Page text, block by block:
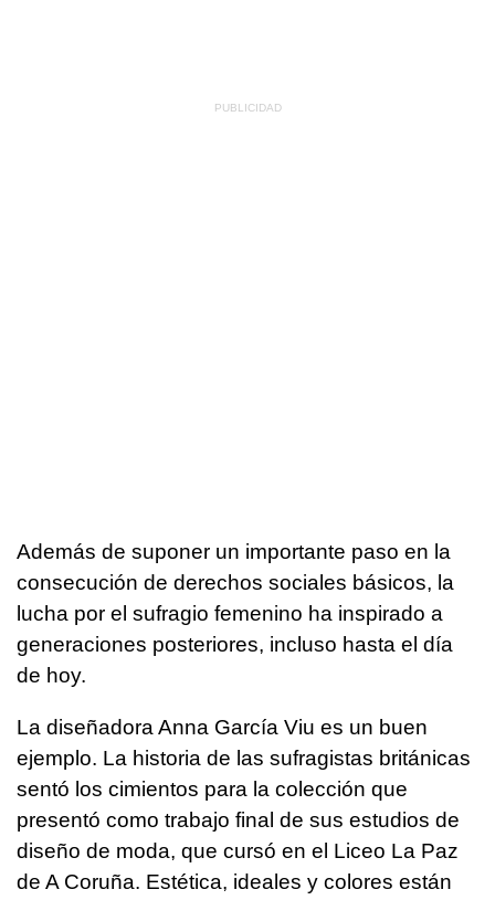
Además de suponer un importante paso en la
consecución de derechos sociales básicos, la
lucha por el sufragio femenino ha inspirado a
generaciones posteriores, incluso hasta el día
de hoy.
La diseñadora Anna García Viu es un buen
ejemplo. La historia de las sufragistas británicas
sentó los cimientos para la colección que
presentó como trabajo final de sus estudios de
diseño de moda, que cursó en el Liceo La Paz
de A Coruña. Estética, ideales y colores están